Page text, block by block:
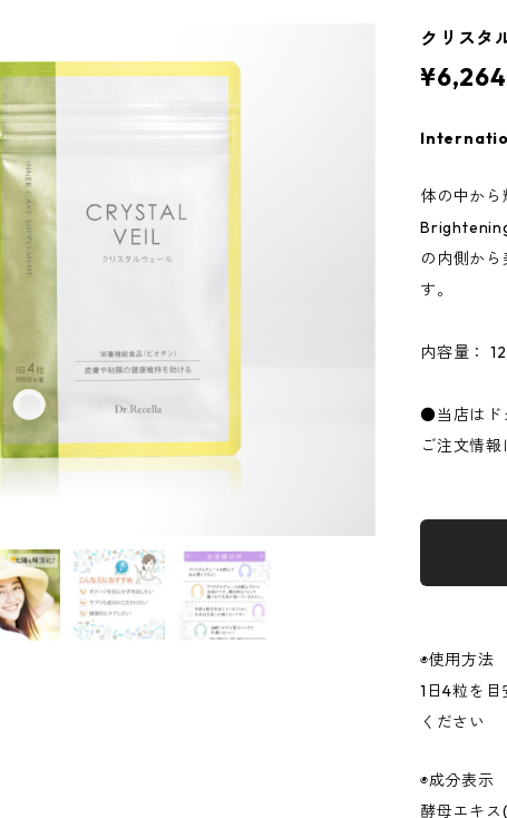
クリスタ
¥6,264
体の中から
の内側か
す。
内容量：
●当店はド
ご注文情
◉使用方法
1日4粒を
ください
◉成分表示
酵母エキ